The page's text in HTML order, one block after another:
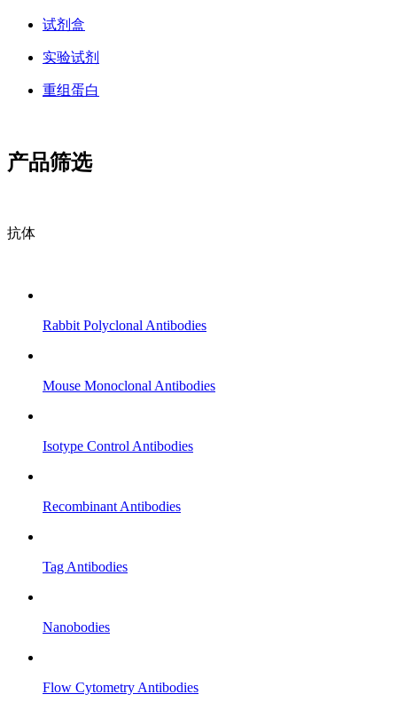
试剂盒
实验试剂
重组蛋白
产品筛选
抗体
Rabbit Polyclonal Antibodies
Mouse Monoclonal Antibodies
Isotype Control Antibodies
Recombinant Antibodies
Tag Antibodies
Nanobodies
Flow Cytometry Antibodies